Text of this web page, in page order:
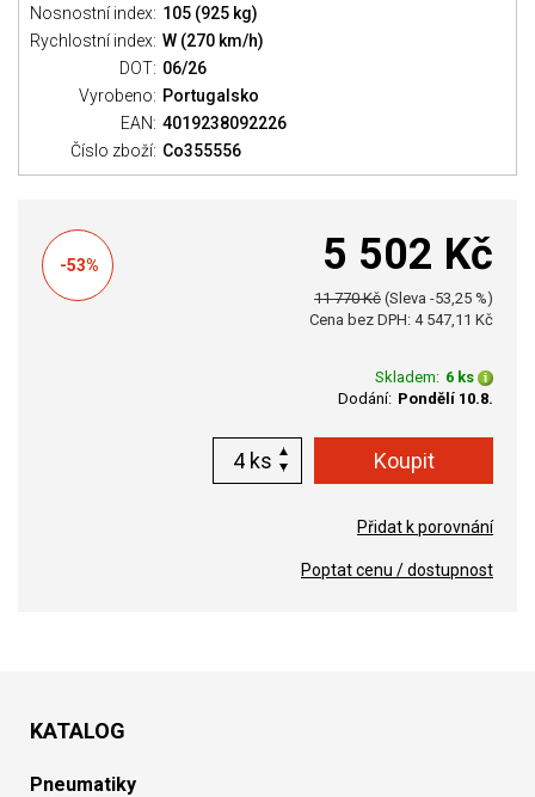
Nosnostní index: 105 (925 kg)
Rychlostní index: W (270 km/h)
DOT: 06/26
Vyrobeno: Portugalsko
EAN: 4019238092226
Číslo zboží: Co355556
-53% 5 502 Kč
11 770 Kč (Sleva -53,25 %)
Cena bez DPH: 4 547,11 Kč
Skladem: 6 ks
Dodání: Pondělí 10.8.
ks
Přidat k porovnání
Poptat cenu / dostupnost
KATALOG
Pneumatiky